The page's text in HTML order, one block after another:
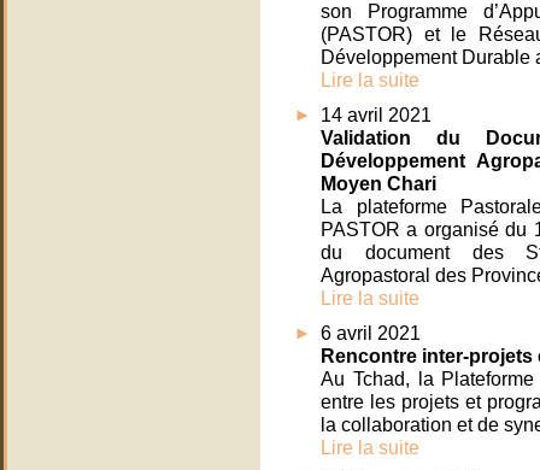
son Programme
(PASTOR) et le
Développement Durable
Lire la suite
14 avril 2021
Validation du
Développement
Moyen Chari
La plateforme
PASTOR a organisé du
du document des
Agropastoral des
Lire la suite
6 avril 2021
Rencontre inter-projets
Au Tchad, la
entre les projets et
la collaboration et de
Lire la suite